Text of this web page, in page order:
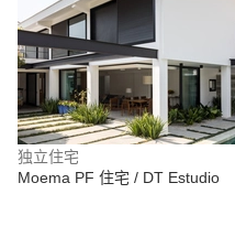
独立住宅
Moema PF 住宅 / DT Estudio